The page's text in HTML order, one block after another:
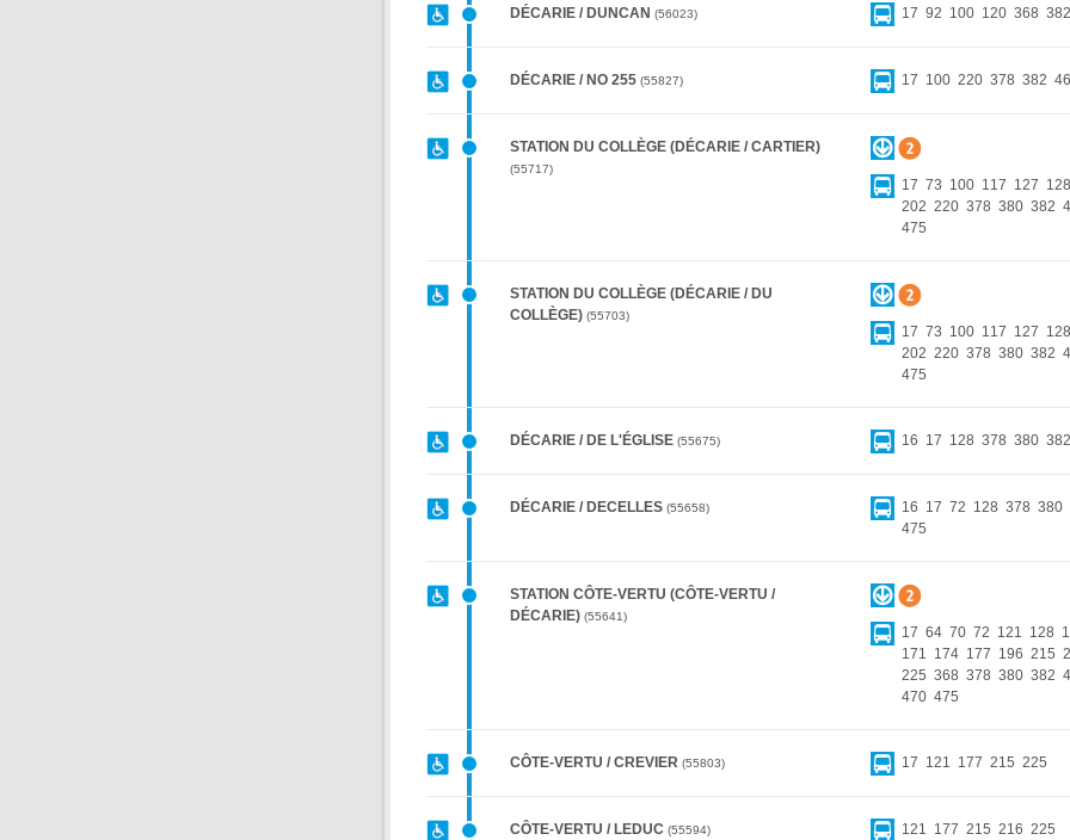
DÉCARIE / DUNCAN 56023 17 92 100 120 368 382
DÉCARIE / NO 255 55827 17 100 220 378 382
STATION DU COLLÈGE (DÉCARIE / CARTIER)
55717
17 73 100 117 127 128
202 220 378 380 382
475
STATION DU COLLÈGE (DÉCARIE / DU
COLLÈGE) 55703
17 73 100 117 127 128
202 220 378 380 382
475
DÉCARIE / DE L'ÉGLISE 55675 16 17 128 378 380 382
DÉCARIE / DECELLES 55658 16 17 72 128 378 380
475
STATION CÔTE-VERTU (CÔTE-VERTU /
DÉCARIE) 55641
17 64 70 72 121 128
171 174 177 196 215
225 368 378 380 382
470 475
CÔTE-VERTU / CREVIER 55803 17 121 177 215 225
CÔTE-VERTU / LEDUC 55594 121 177 215 216 225